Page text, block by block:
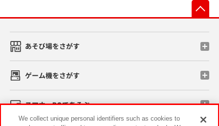
あそび場をさがす
ゲーム機をさがす
スマホ・PCであそぶ
We collect unique personal identifiers such as cookies to